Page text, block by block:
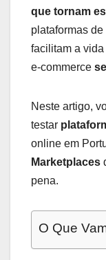
que tornam
plataformas
facilitam a
e-commerce
Neste artigo,
testar
online em
Marketplaces
pena.
O Que